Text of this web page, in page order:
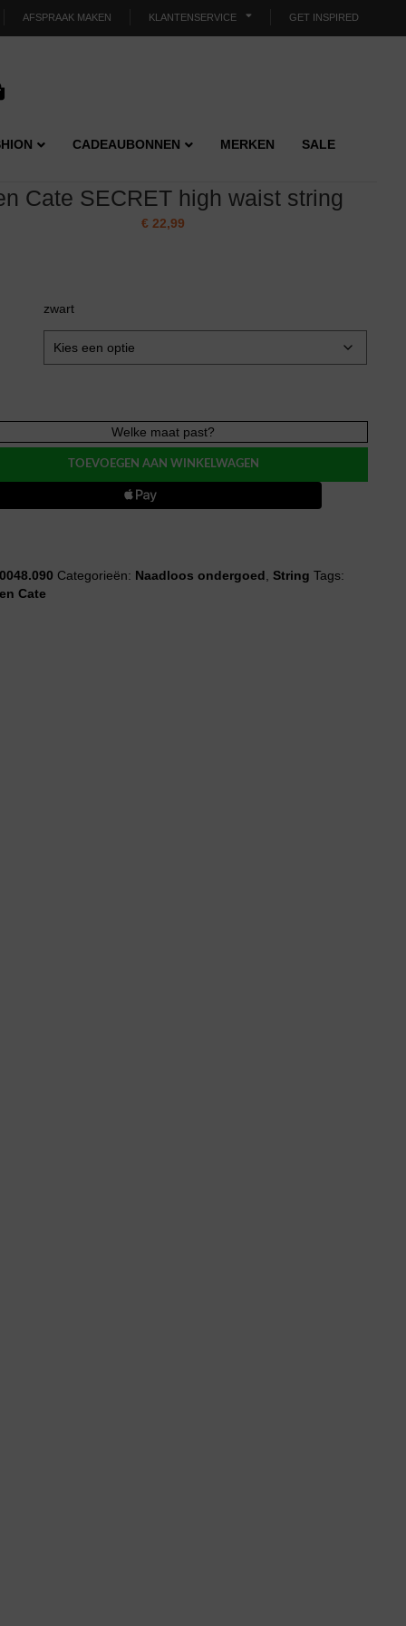
AFSPRAAK MAKEN KLANTENSERVICE GET INSPIRED
CADEAUBONNEN MERKEN SALE
Cate SECRET high waist string
€ 22,99
zwart
Welke maat past?
TOEVOEGEN AAN WINKELWAGEN
Categorieën: Naadloos ondergoed ,String Tags:
Cate